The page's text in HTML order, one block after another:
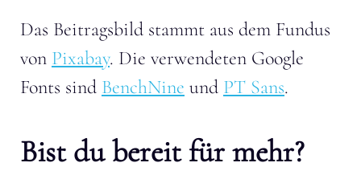
Das Beitragsbild stammt aus dem Fundus
von Pixabay. Die verwendeten Google
Fonts sind BenchNine und PT Sans.
Bist du bereit für mehr?